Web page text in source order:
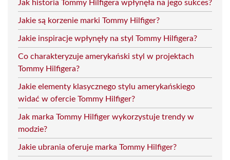
Jak historia Tommy Hilfigera wpłynęła na jego sukces?
Jakie są korzenie marki Tommy Hilfiger?
Jakie inspiracje wpłynęły na styl Tommy Hilfigera?
Co charakteryzuje amerykański styl w projektach
Tommy Hilfigera?
Jakie elementy klasycznego stylu amerykańskiego
widać w ofercie Tommy Hilfiger?
Jak marka Tommy Hilfiger wykorzystuje trendy w
modzie?
Jakie ubrania oferuje marka Tommy Hilfiger?